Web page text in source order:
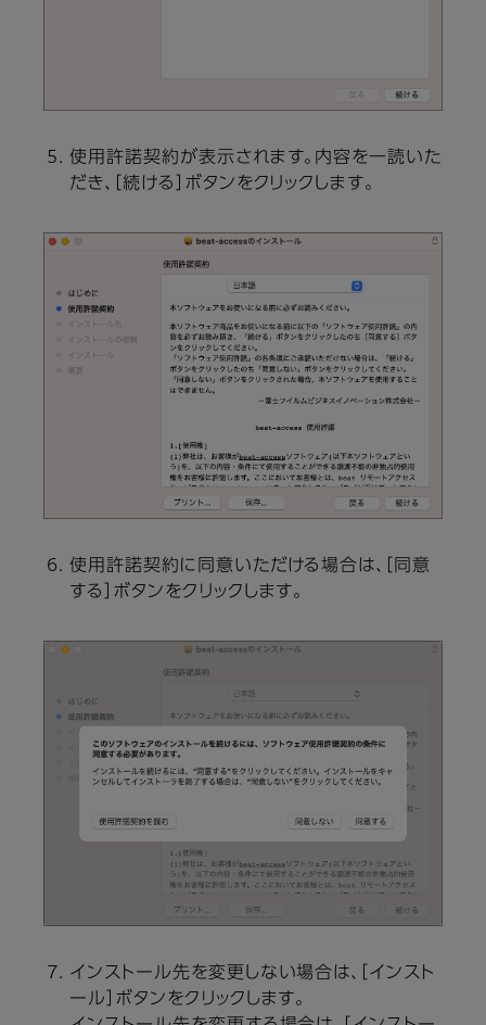
使用許諾契約が表示されます。内容を一読いた
だき、［続ける］ボタンをクリックします。
使用許諾契約に同意いただける場合は、［同意
する］ボタンをクリックします。
インストール先を変更しない場合は、［インスト
ール］ボタンをクリックします。